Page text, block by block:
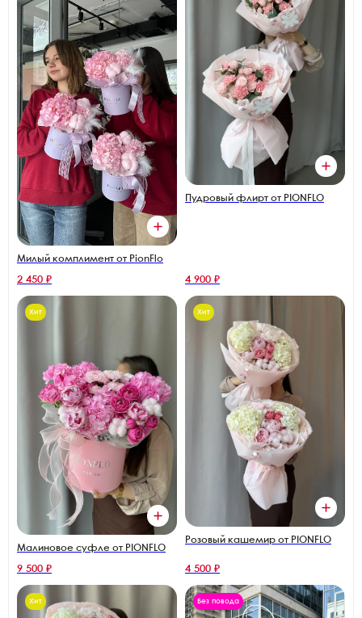
Милый комплимент от PionFlo
2 450 ₽
Пудровый флирт от PIONFLO
4 900 ₽
Хит
Малиновое суфле от PIONFLO
9 500 ₽
Хит
Розовый кашемир от PIONFLO
4 500 ₽
Хит Без повода